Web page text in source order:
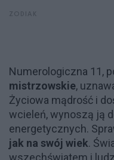
Numerologiczna 11,
mistrzowskie,
Życiowa mądrość i
wcieleń, wynoszą ją
energetycznych.
jak na swój wiek.
wszechświatem i